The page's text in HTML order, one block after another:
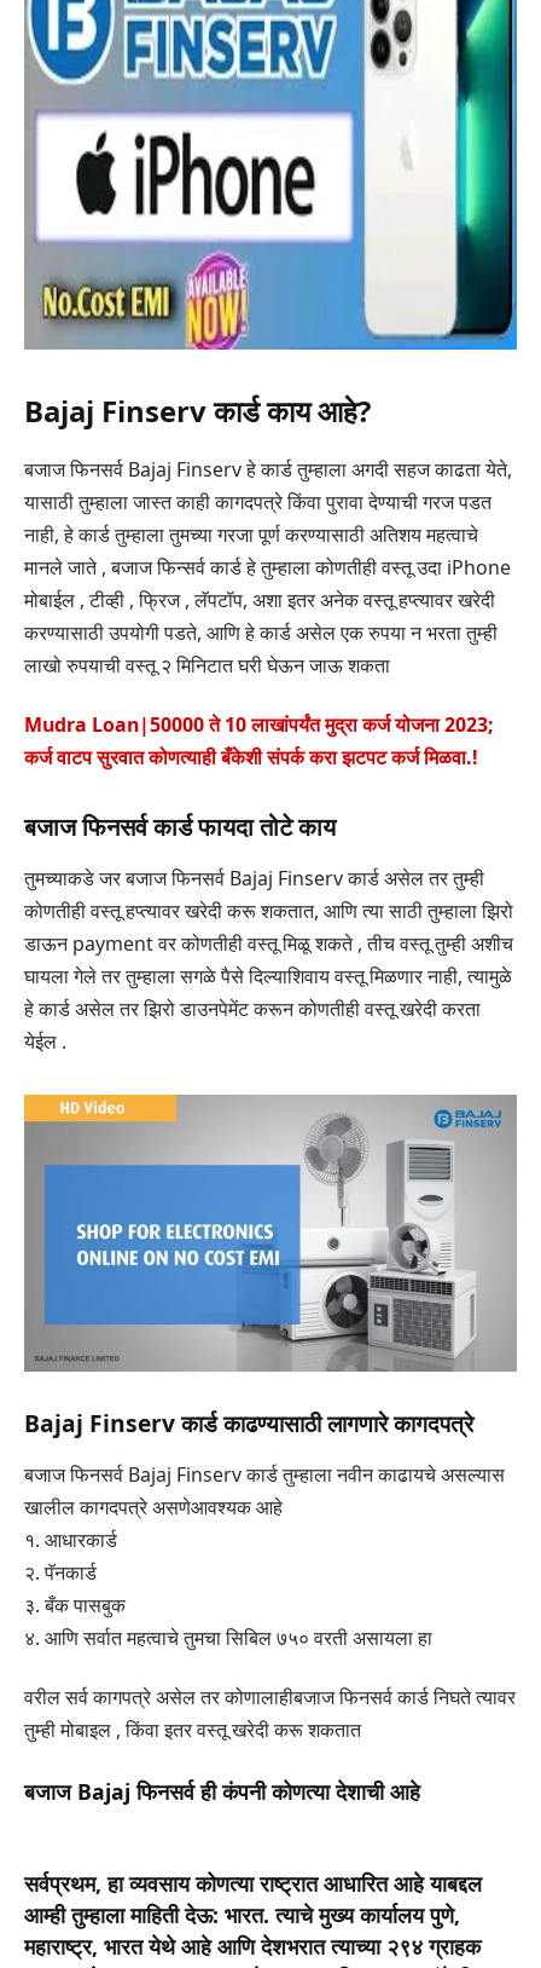
Bajaj Finserv कार्ड काय आहे?
बजाज फिनसर्व Bajaj Finserv हे कार्ड तुम्हाला अगदी सहज काढता येते,
यासाठी तुम्हाला जास्त काही कागदपत्रे किंवा पुरावा देण्याची गरज पडत
नाही, हे कार्ड तुम्हाला तुमच्या गरजा पूर्ण करण्यासाठी अतिशय महत्वाचे
मानले जाते , बजाज फिन्सर्व कार्ड हे तुम्हाला कोणतीही वस्तू उदा iPhone
मोबाईल , टीव्ही , फ्रिज , लॅपटॉप, अशा इतर अनेक वस्तू हप्त्यावर खरेदी
करण्यासाठी उपयोगी पडते, आणि हे कार्ड असेल एक रुपया न भरता तुम्ही
लाखो रुपयाची वस्तू २ मिनिटात घरी घेऊन जाऊ शकता
Mudra Loan|50000 ते 10 लाखांपर्यंत मुद्रा कर्ज योजना 2023;
कर्ज वाटप सुरवात कोणत्याही बँकेशी संपर्क करा झटपट कर्ज मिळवा.!
बजाज फिनसर्व कार्ड फायदा तोटे काय
तुमच्याकडे जर बजाज फिनसर्व Bajaj Finserv कार्ड असेल तर तुम्ही
कोणतीही वस्तू हप्त्यावर खरेदी करू शकतात, आणि त्या साठी तुम्हाला झिरो
डाऊन payment वर कोणतीही वस्तू मिळू शकते , तीच वस्तू तुम्ही अशीच
घायला गेले तर तुम्हाला सगळे पैसे दिल्याशिवाय वस्तू मिळणार नाही, त्यामुळे
हे कार्ड असेल तर झिरो डाउनपेमेंट करून कोणतीही वस्तू खरेदी करता
येईल .
Bajaj Finserv कार्ड काढण्यासाठी लागणारे कागदपत्रे
बजाज फिनसर्व Bajaj Finserv कार्ड तुम्हाला नवीन काढायचे असल्यास
खालील कागदपत्रे असणेआवश्यक आहे
१. आधारकार्ड
२. पॅनकार्ड
३. बँक पासबुक
४. आणि सर्वात महत्वाचे तुमचा सिबिल ७५० वरती असायला हा
वरील सर्व कागपत्रे असेल तर कोणालाहीबजाज फिनसर्व कार्ड निघते त्यावर
तुम्ही मोबाइल , किंवा इतर वस्तू खरेदी करू शकतात
बजाज Bajaj फिनसर्व ही कंपनी कोणत्या देशाची आहे
सर्वप्रथम, हा व्यवसाय कोणत्या राष्ट्रात आधारित आहे याबद्दल
आम्ही तुम्हाला माहिती देऊ: भारत. त्याचे मुख्य कार्यालय पुणे,
महाराष्ट्र, भारत येथे आहे आणि देशभरात त्याच्या २९४ ग्राहक